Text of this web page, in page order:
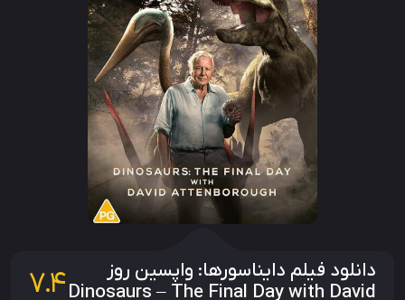
دانلود فیلم دایناسورها: واپسین روز
Dinosaurs – The Final Day with David
7.4